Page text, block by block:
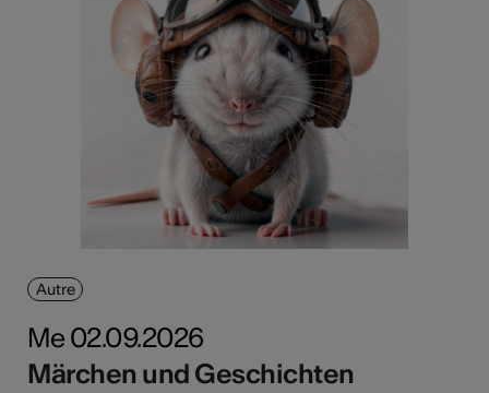
Autre
Me 02.09.2026
Märchen und Geschichten